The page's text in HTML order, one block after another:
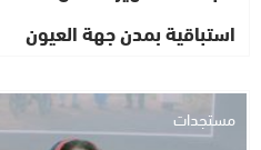
استباقية بمدن جهة العيون
مستجدات